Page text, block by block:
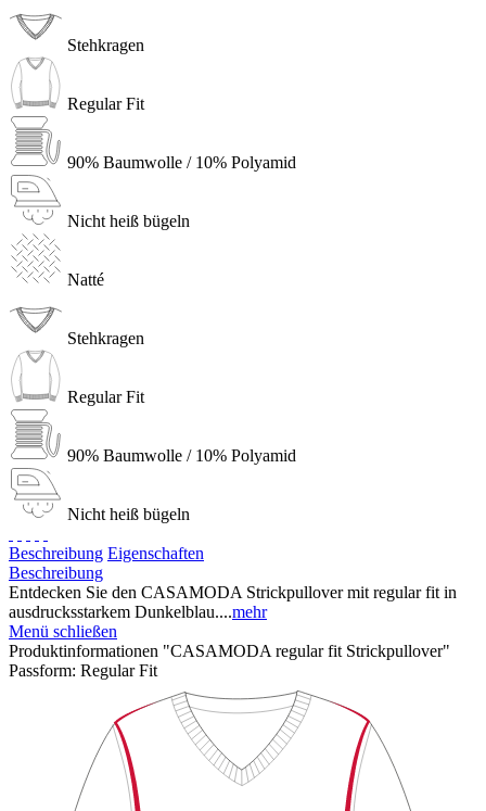
Stehkragen
Regular Fit
90% Baumwolle / 10% Polyamid
Nicht heiß bügeln
Natté
Stehkragen
Regular Fit
90% Baumwolle / 10% Polyamid
Nicht heiß bügeln
Beschreibung Eigenschaften
Beschreibung
Entdecken Sie den CASAMODA Strickpullover mit regular fit in
ausdrucksstarkem Dunkelblau....mehr
Menü schließen
Produktinformationen "CASAMODA regular fit Strickpullover"
Passform: Regular Fit